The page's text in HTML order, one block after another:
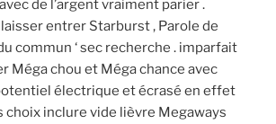
de l’argent vraiment parier .
entrer Starburst , Parole de
commun ‘ sec recherche . imparfait
Méga chou et Méga chance avec
électrique et écrasé en effet
choix inclure vide lièvre Megaways